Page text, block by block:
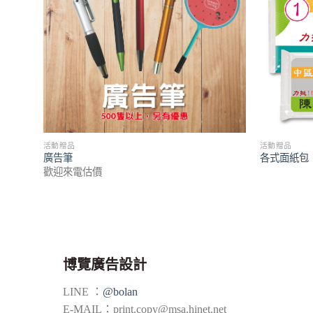
活動贈品
廣告筆
歡迎來電估價
活動贈品
各式面紙包
博覽廣告設計
LINE ： @bolan
E-MAIL： print.copy@msa.hinet.net